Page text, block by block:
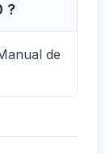
?
de